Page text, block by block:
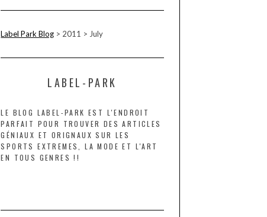
Label Park Blog > 2011 > July
LABEL-PARK
LE BLOG LABEL-PARK EST L'ENDROIT
PARFAIT POUR TROUVER DES ARTICLES
GÉNIAUX ET ORIGNAUX SUR LES
SPORTS EXTREMES, LA MODE ET L'ART
EN TOUS GENRES !!